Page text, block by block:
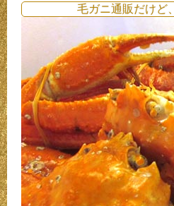
毛ガニ通販だけど